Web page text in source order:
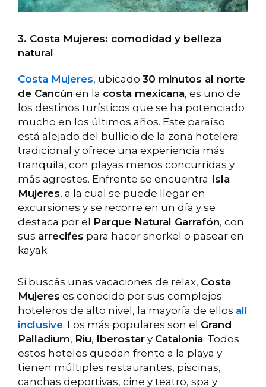
3. Costa Mujeres: comodidad y belleza
natural
Costa Mujeres, ubicado 30 minutos al norte
de Cancún en la costa mexicana, es uno de
los destinos turísticos que se ha potenciado
mucho en los últimos años. Este paraíso
está alejado del bullicio de la zona hotelera
tradicional y ofrece una experiencia más
tranquila, con playas menos concurridas y
más agrestes. Enfrente se encuentra Isla
Mujeres, a la cual se puede llegar en
excursiones y se recorre en un día y se
destaca por el Parque Natural Garrafón, con
sus arrecifes para hacer snorkel o pasear en
kayak.
Si buscás unas vacaciones de relax, Costa
Mujeres es conocido por sus complejos
hoteleros de alto nivel, la mayoría de ellos all
inclusive. Los más populares son el Grand
Palladium, Riu, Iberostar y Catalonia. Todos
estos hoteles quedan frente a la playa y
tienen múltiples restaurantes, piscinas,
canchas deportivas, cine y teatro, spa y